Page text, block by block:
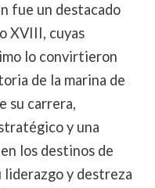
fue un destacado
XVIII, cuyas
lo convirtieron
de la marina de
su carrera,
y una
los destinos de
liderazgo y destreza